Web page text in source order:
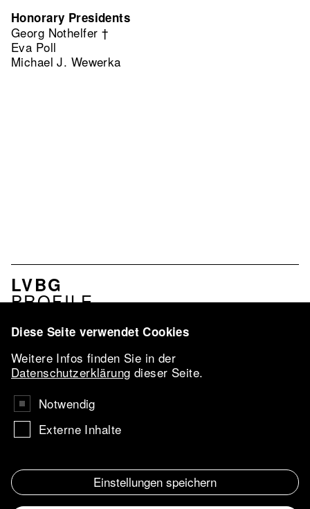
Honorary Presidents
Georg Nothelfer †
Eva Poll
Michael J. Wewerka
MENU
ASSOCIATION
LVBG
PROFILE
NETWORK
LVBG-
CONFERENCE
2026
VBKI-AWARD
AARTIST IN
RESIDENCE
MESSEFÖRDERUNG
Diese Seite verwendet Cookies
Weitere Infos finden Sie in der
Datenschutzerklärung dieser Seite.
Notwendig
Externe Inhalte
Einstellungen speichern